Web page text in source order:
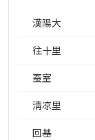
漢陽大
往十里
蚕室
淸凉里
回基